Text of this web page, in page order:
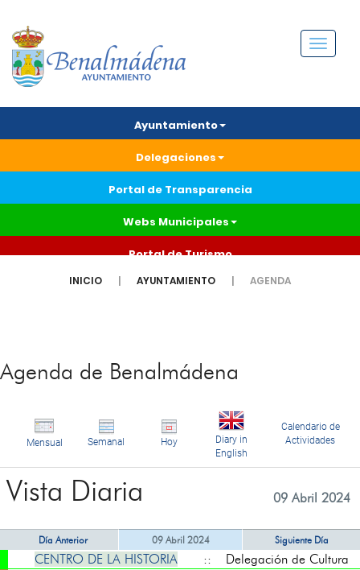
Menú
Ayuntamiento
Delegaciones
Portal de Transparencia
Webs Municipales
Portal de Turismo
INICIO AYUNTAMIENTO AGENDA
Agenda de Benalmádena
Mensual Semanal Hoy
Diary in
English
Calendario de
Actividades
Vista Diaria 09 Abril 2024
Día Anterior 09 Abril 2024 Siguiente Día
CENTRO DE LA HISTORIA
:: Delegación de Cultura